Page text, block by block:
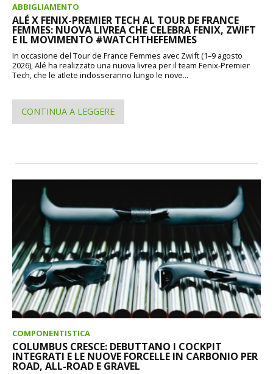
ABBIGLIAMENTO
ALÉ X FENIX-PREMIER TECH AL TOUR DE FRANCE
FEMMES: NUOVA LIVREA CHE CELEBRA FENIX, ZWIFT
E IL MOVIMENTO #WATCHTHEFEMMES
In occasione del Tour de France Femmes avec Zwift (1–9 agosto
2026), Alé ha realizzato una nuova livrea per il team Fenix-Premier
Tech, che le atlete indosseranno lungo le nove...
CONTINUA A LEGGERE
COMPONENTISTICA
COLUMBUS CRESCE: DEBUTTANO I COCKPIT
INTEGRATI E LE NUOVE FORCELLE IN CARBONIO PER
ROAD, ALL-ROAD E GRAVEL